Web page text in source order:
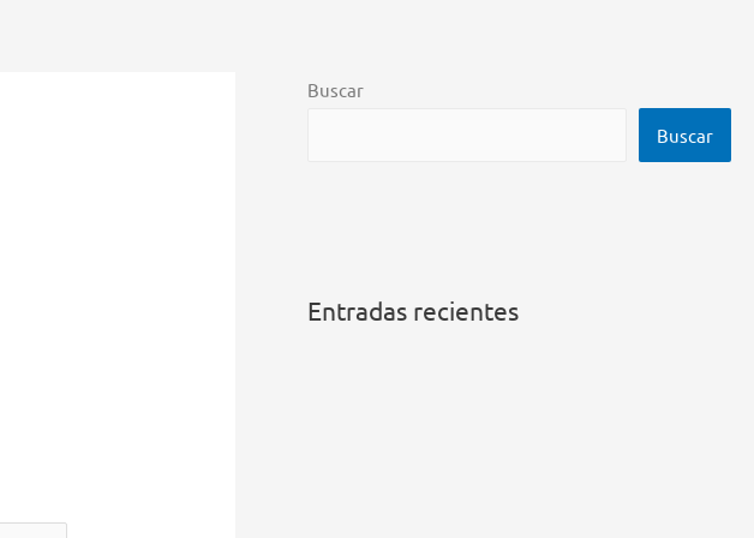
Buscar
Buscar
Entradas recientes